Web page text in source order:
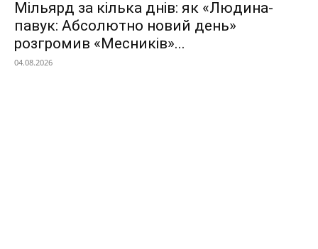
Мільярд за кілька днів: як «Людина-
павук: Абсолютно новий день»
розгромив «Месників»...
04.08.2026